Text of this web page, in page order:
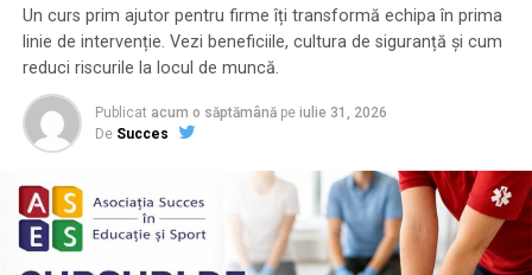
Un curs prim ajutor pentru firme îți transformă echipa în prima
linie de intervenție. Vezi beneficiile, cultura de siguranță și cum
reduci riscurile la locul de muncă.
Publicat acum o săptămână pe iulie 31, 2026
De Succes